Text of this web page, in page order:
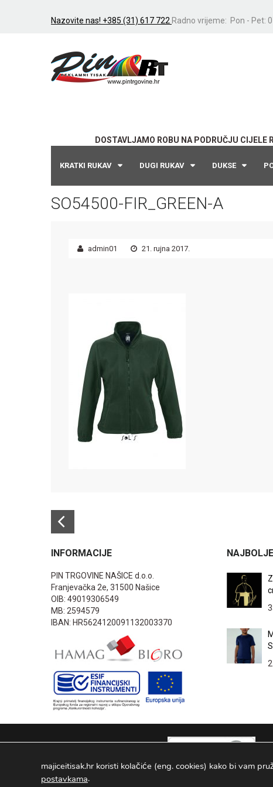
Nazovite nas! +385 (31) 617 722 Radno vrijeme: Pon - Pet:
DOSTAVLJAMO ROBU NA PODRUČJU CIJELE
KRATKI RUKAV DUGI RUKAV DUKSE
SO54500-FIR_GREEN-A
admin01 21. rujna 2017.
INFORMACIJE
PIN TRGOVINE NAŠICE d.o.o.
Franjevačka 2e, 31500 Našice
OIB: 49019306549
MB: 2594579
IBAN: HR5624120091132003370
PIN TRGOVINE
majiceitisak.hr koristi kolačiće (eng. cookies) kako bi vam
postavkama.